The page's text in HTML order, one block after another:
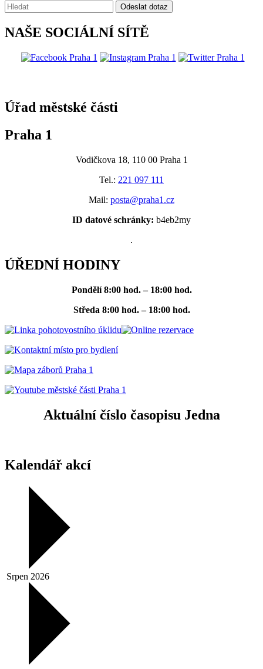
Vyhledávání: Odeslat dotaz
NAŠE SOCIÁLNÍ SÍTĚ
Úřad městské části
Praha 1
Vodičkova 18, 110 00 Praha 1
Tel.: 221 097 111
Mail: posta@praha1.cz
ID datové schránky: b4eb2my
.
ÚŘEDNÍ HODINY
Pondělí 8:00 hod. – 18:00 hod.
Středa 8:00 hod. – 18:00 hod.
Aktuální číslo časopisu Jedna
Kalendář akcí
Srpen 2026